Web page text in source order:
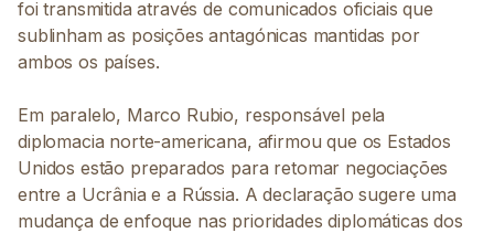
foi transmitida através de comunicados oficiais que
sublinham as posições antagónicas mantidas por
ambos os países.
Em paralelo, Marco Rubio, responsável pela
diplomacia norte-americana, afirmou que os Estados
Unidos estão preparados para retomar negociações
entre a Ucrânia e a Rússia. A declaração sugere uma
mudança de enfoque nas prioridades diplomáticas dos